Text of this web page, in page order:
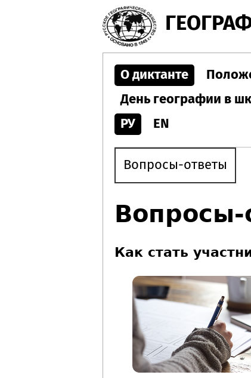
О диктанте
День географии в
РУ
EN
Вопросы-ответы
Вопросы-
Как стать